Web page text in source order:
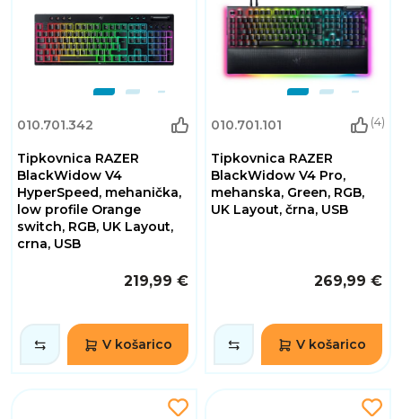
010.701.342
Tipkovnica RAZER
BlackWidow V4
HyperSpeed, mehanička,
low profile Orange
switch, RGB, UK Layout,
crna, USB
219,99 €
V košarico
010.701.101 (4)
Tipkovnica RAZER
BlackWidow V4 Pro,
mehanska, Green, RGB,
UK Layout, črna, USB
269,99 €
V košarico